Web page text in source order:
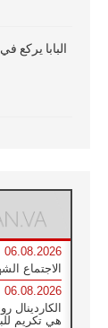
البابا يركع
06.08.2026
الاجتماع
06.08.2026
الكاردينال
هي تكريم